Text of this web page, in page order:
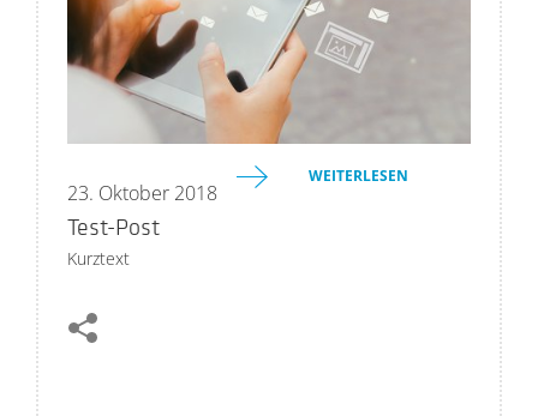
23. Oktober 2018
Test-Post
Kurztext
WEITERLESEN